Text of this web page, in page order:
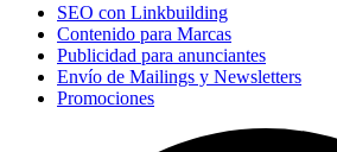
SEO con Linkbuilding
Contenido para Marcas
Publicidad para anunciantes
Envío de Mailings y Newsletters
Promociones